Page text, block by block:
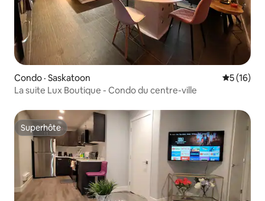
Condo · Saskatoon Note
5 (16)
La suite Lux Boutique - Condo du centre-ville
Superhôte
Superhôte